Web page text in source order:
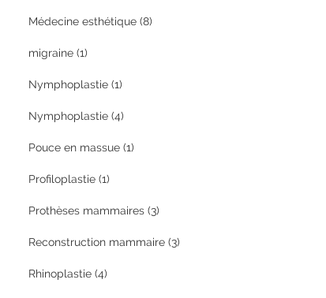
Médecine esthétique (8)
migraine (1)
Nymphoplastie (1)
Nymphoplastie (4)
Pouce en massue (1)
Profiloplastie (1)
Prothèses mammaires (3)
Reconstruction mammaire (3)
Rhinoplastie (4)